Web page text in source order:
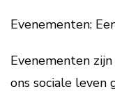
Evenementen:
Evenementen
ons sociale leven